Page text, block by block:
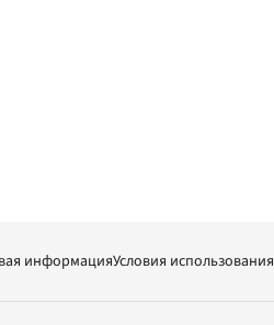
информацияУсловия использования